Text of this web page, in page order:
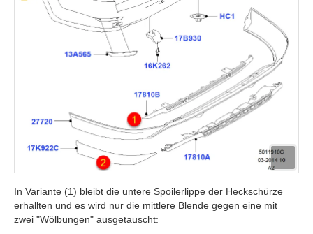
In Variante (1) bleibt die untere Spoilerlippe der Heckschürze
erhallten und es wird nur die mittlere Blende gegen eine mit
zwei "Wölbungen" ausgetauscht: